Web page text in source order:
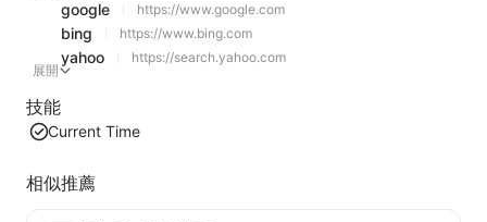
google https://www.google.com
bing https://www.bing.com
yahoo
https://search.yahoo.com
展開
技能
Current Time
相似推薦